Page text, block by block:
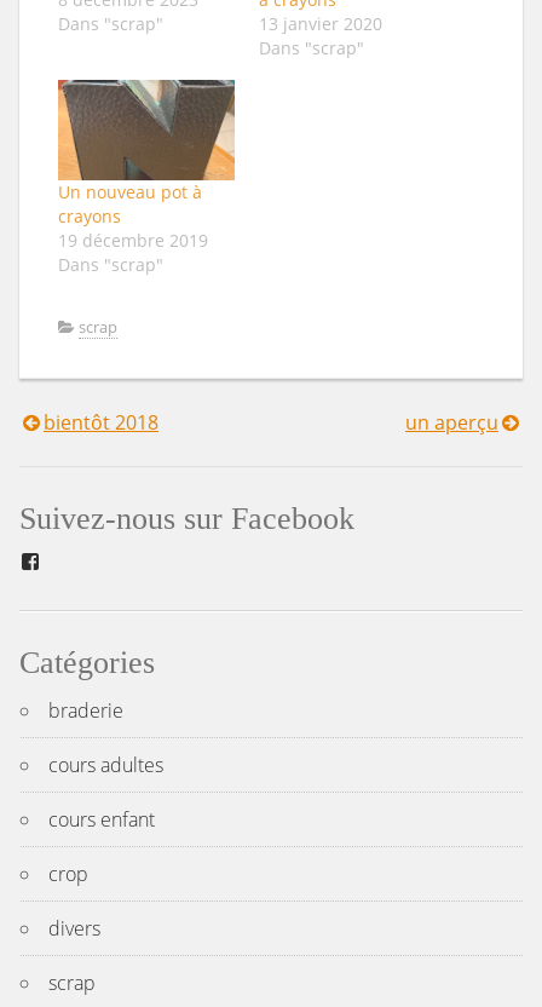
Dans "scrap"
13 janvier 2020
Dans "scrap"
Un nouveau pot à
crayons
19 décembre 2019
Dans "scrap"
scrap
Navigation
l’article
bientôt 2018 un aperçu
Suivez-nous sur Facebook
Catégories
braderie
cours adultes
cours enfant
crop
divers
scrap